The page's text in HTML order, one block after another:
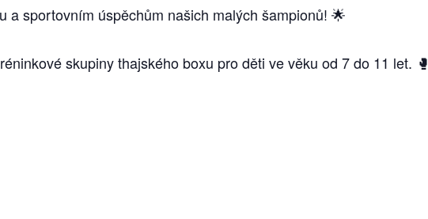
a sportovním úspěchům našich malých šampionů! 🌟
skupiny thajského boxu pro děti ve věku od 7 do 11 let. 🥊